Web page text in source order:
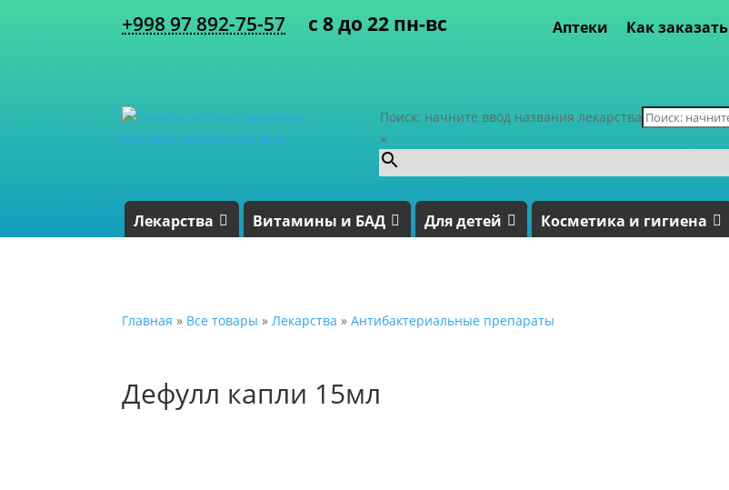
+998 97 892-75-57 с 8 до 22 пн-вс Аптеки Как заказать
Поиск: начните ввод названия лекарства
×
Лекарства Витамины и БАД Для детей Косметика и гигиена
Главная » Все товары » Лекарства » Антибактериальные препараты
Дефулл капли 15мл